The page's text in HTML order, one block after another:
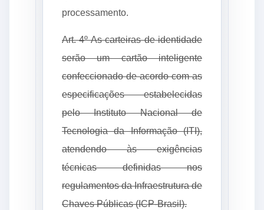
processamento.
Art. 4º As carteiras de identidade
serão um cartão inteligente
confeccionado de acordo com as
especificações estabelecidas
pelo Instituto Nacional de
Tecnologia da Informação (ITI),
atendendo às exigências
técnicas definidas nos
regulamentos da Infraestrutura de
Chaves Públicas (ICP-Brasil).